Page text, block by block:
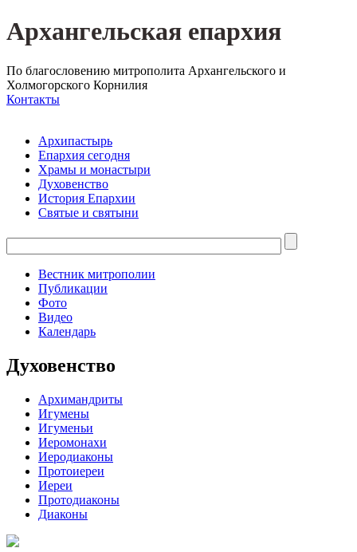
Архангельская епархия
По благословению митрополита Архангельского и
Холмогорского Корнилия
Контакты
Архипастырь
Епархия сегодня
Храмы и монастыри
Духовенство
История Епархии
Святые и святыни
Вестник митрополии
Публикации
Фото
Видео
Календарь
Духовенство
Архимандриты
Игумены
Игуменьи
Иеромонахи
Иеродиаконы
Протоиереи
Иереи
Протодиаконы
Диаконы